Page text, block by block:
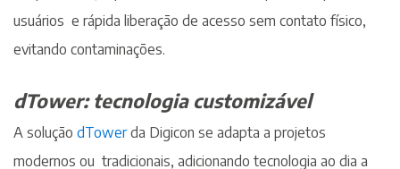
usuários e rápida liberação de acesso sem contato físico,
evitando contaminações.
dTower: tecnologia customizável
A solução dTowerda Digicon se adapta a projetos
modernos ou tradicionais, adicionando tecnologia ao dia a